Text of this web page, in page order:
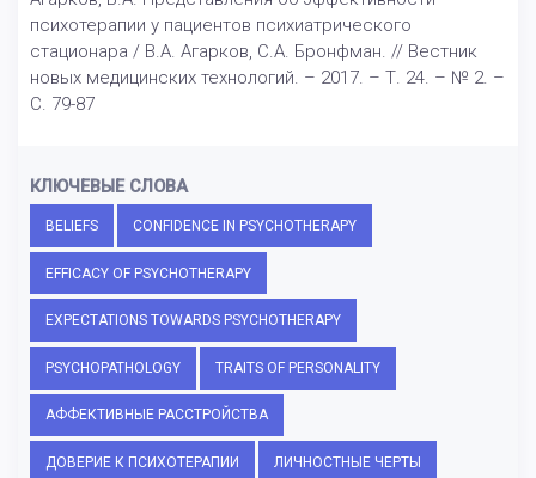
психотерапии у пациентов психиатрического
стационара / В.А. Агарков, С.А. Бронфман. // Вестник
новых медицинских технологий. – 2017. – Т. 24. – № 2. –
С. 79-87
КЛЮЧЕВЫЕ СЛОВА
BELIEFS CONFIDENCE IN PSYCHOTHERAPY
EFFICACY OF PSYCHOTHERAPY
EXPECTATIONS TOWARDS PSYCHOTHERAPY
PSYCHOPATHOLOGY TRAITS OF PERSONALITY
АФФЕКТИВНЫЕ РАССТРОЙСТВА
ДОВЕРИЕ К ПСИХОТЕРАПИИ ЛИЧНОСТНЫЕ ЧЕРТЫ